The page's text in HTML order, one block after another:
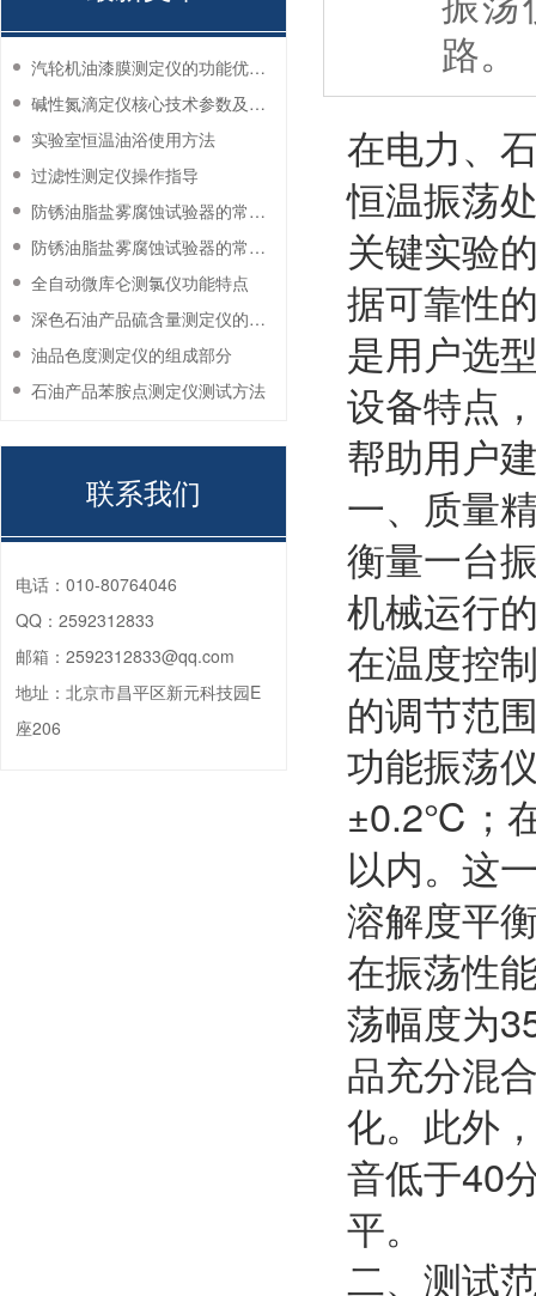
路。
在电力、
恒温振荡
关键实验
据可靠性
是用户选
设备特点
帮助用户
一、质量
衡量一台
机械运行
在温度控
的调节范
功能振荡
±0.2℃；
以内。这
溶解度平
在振荡性
荡幅度为
品充分混
化。此外
音低于40
平。
二、测试
汽轮机油漆膜测定仪的功能优势有哪些？
碱性氮滴定仪核心技术参数及应用说明
实验室恒温油浴使用方法
过滤性测定仪操作指导
防锈油脂盐雾腐蚀试验器的常见故障与解决方法
防锈油脂盐雾腐蚀试验器的常见故障与解决方法
全自动微库仑测氯仪功能特点
深色石油产品硫含量测定仪的工作环境要求
油品色度测定仪的组成部分
石油产品苯胺点测定仪测试方法
联系我们
电话： 010-80764046
QQ： 2592312833
邮箱： 2592312833@qq.com
地址： 北京市昌平区新元科技园E
座206